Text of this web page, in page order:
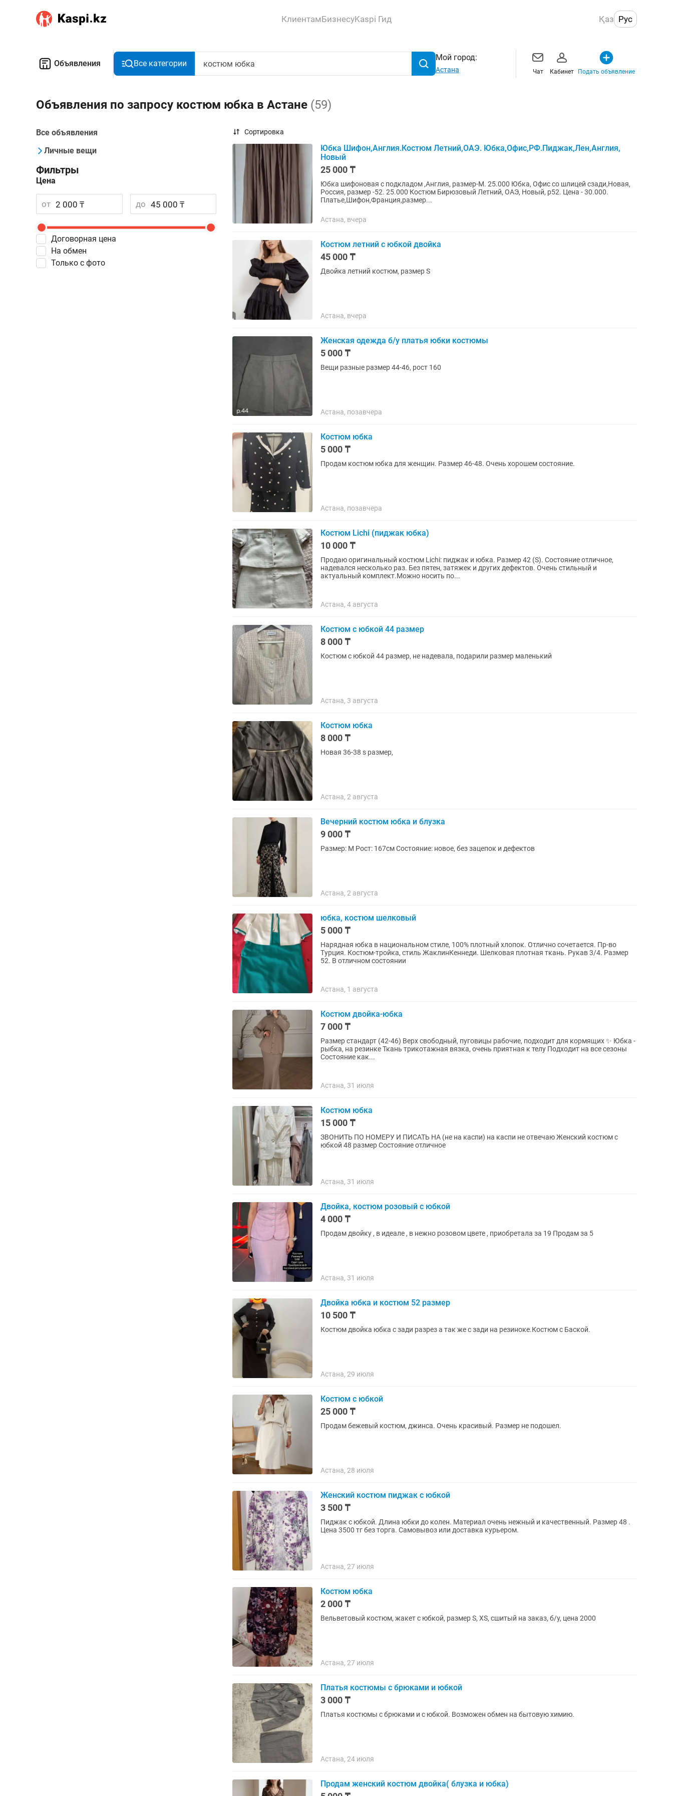
КлиентамБизнесуKaspi Гид Қаз Рус
Объявления Все категории
Мой город:
Астана Чат Кабинет Подать объявление
Объявления по запросу костюм юбка в Астане (59)
Все объявления
Личные вещи
Фильтры
Цена
от до
Договорная цена
На обмен
Только с фото
Сортировка
Юбка Шифон,Англия.Костюм Летний,ОАЭ. Юбка,Офис,РФ.Пиджак,Лен,Англия,
Новый
25 000 ₸
Юбка шифоновая с подкладом ,Англия, размер-М. 25.000 Юбка, Офис со шлицей сзади,Новая,
Россия, размер -52. 25.000 Костюм Бирюзовый Летний, ОАЭ, Новый, р52. Цена - 30.000.
Платье,Шифон,Франция,размер...
Астана, вчера
Костюм летний с юбкой двойка
45 000 ₸
Двойка летний костюм, размер S
Астана, вчера
Женская одежда б/у платья юбки костюмы
5 000 ₸
Вещи разные размер 44-46, рост 160
Астана, позавчера
Костюм юбка
5 000 ₸
Продам костюм юбка для женщин. Размер 46-48. Очень хорошем состояние.
Астана, позавчера
Костюм Lichi (пиджак юбка)
10 000 ₸
Продаю оригинальный костюм Lichi: пиджак и юбка. Размер 42 (S). Состояние отличное,
надевался несколько раз. Без пятен, затяжек и других дефектов. Очень стильный и
актуальный комплект.Можно носить по...
Астана, 4 августа
Костюм с юбкой 44 размер
8 000 ₸
Костюм с юбкой 44 размер, не надевала, подарили размер маленький
Астана, 3 августа
Костюм юбка
8 000 ₸
Новая 36-38 s размер,
Астана, 2 августа
Вечерний костюм юбка и блузка
9 000 ₸
Размер: M Рост: 167см Состояние: новое, без зацепок и дефектов
Астана, 2 августа
юбка, костюм шелковый
5 000 ₸
Нарядная юбка в национальном стиле, 100% плотный хлопок. Отлично сочетается. Пр-во
Турция. Костюм-тройка, стиль ЖаклинКеннеди. Шелковая плотная ткань. Рукав 3/4. Размер
52. В отличном состоянии
Астана, 1 августа
Костюм двойка-юбка
7 000 ₸
Размер стандарт (42-46) Верх свободный, пуговицы рабочие, подходит для кормящих ✨ Юбка -
рыбка, на резинке Ткань трикотажная вязка, очень приятная к телу Подходит на все сезоны
Состояние как...
Астана, 31 июля
Костюм юбка
15 000 ₸
ЗВОНИТЬ ПО НОМЕРУ И ПИСАТЬ НА (не на каспи) на каспи не отвечаю Женский костюм с
юбкой 48 размер Состояние отличное
Астана, 31 июля
Двойка, костюм розовый с юбкой
4 000 ₸
Продам двойку , в идеале , в нежно розовом цвете , приобретала за 19 Продам за 5
Астана, 31 июля
Двойка юбка и костюм 52 размер
10 500 ₸
Костюм двойка юбка с зади разрез а так же с зади на резиноке.Костюм с Баской.
Астана, 29 июля
Костюм с юбкой
25 000 ₸
Продам бежевый костюм, джинса. Очень красивый. Размер не подошел.
Астана, 28 июля
Женский костюм пиджак с юбкой
3 500 ₸
Пиджак с юбкой. Длина юбки до колен. Материал очень нежный и качественный. Размер 48 .
Цена 3500 тг без торга. Самовывоз или доставка курьером.
Астана, 27 июля
Костюм юбка
2 000 ₸
Вельветовый костюм, жакет с юбкой, размер S, XS, сшитый на заказ, б/у, цена 2000
Астана, 27 июля
Платья костюмы с брюками и юбкой
3 000 ₸
Платья костюмы с брюками и с юбкой. Возможен обмен на бытовую химию.
Астана, 24 июля
Продам женский костюм двойка( блузка и юбка)